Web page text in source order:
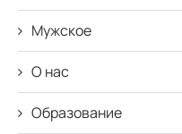
Мужское
О нас
Образование